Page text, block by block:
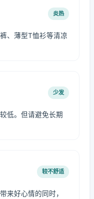
炎热
、薄型T恤衫等清凉
少发
低。但请避免长期
较不舒适
来好心情的同时，